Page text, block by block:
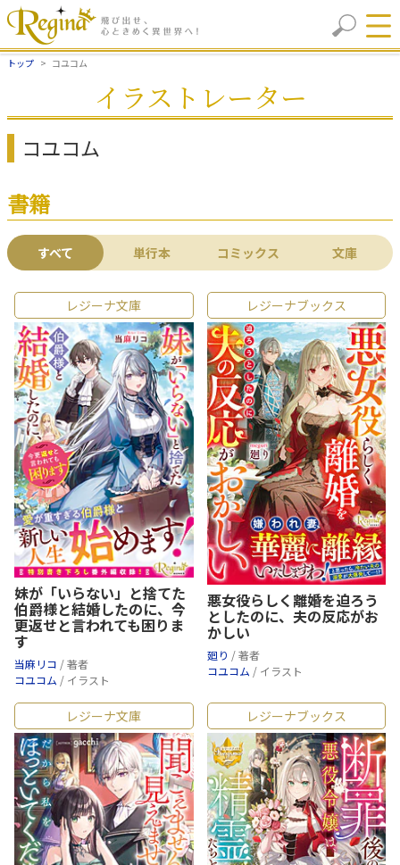
トップ コユコム
イラストレーター
コユコム
書籍
すべて 単行本 コミックス 文庫
レジーナ文庫
妹が「いらない」と捨てた
伯爵様と結婚したのに、今
更返せと言われても困りま
す
当麻リコ / 著者
コユコム / イラスト
レジーナブックス
悪女役らしく離婚を迫ろう
としたのに、夫の反応がお
かしい
廻り / 著者
コユコム / イラスト
レジーナ文庫 レジーナブックス